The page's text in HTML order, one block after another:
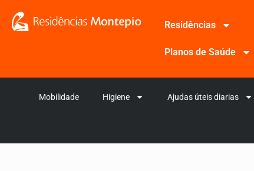
Residências
Planos de Saúde
Mobilidade Higiene Ajudas úteis diarias